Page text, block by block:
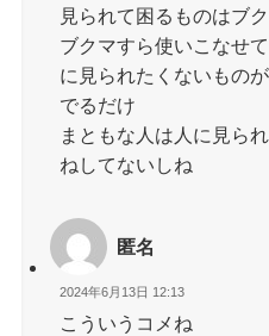
見られて困るものはブ
ブクマすら使いこなせ
に見られたくないもの
でるだけ
まともな人は人に見ら
ねしてないしね
匿名
2024年6月13日 12:13
こういうコメね